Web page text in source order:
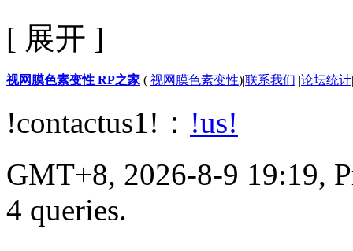
[ 展开 ]
视网膜色素变性 RP之家 ( 视网膜色素变性)|联系我们 |论坛统计|
!contactus1!： !us!
GMT+8, 2026-8-9 19:19,
4 queries.